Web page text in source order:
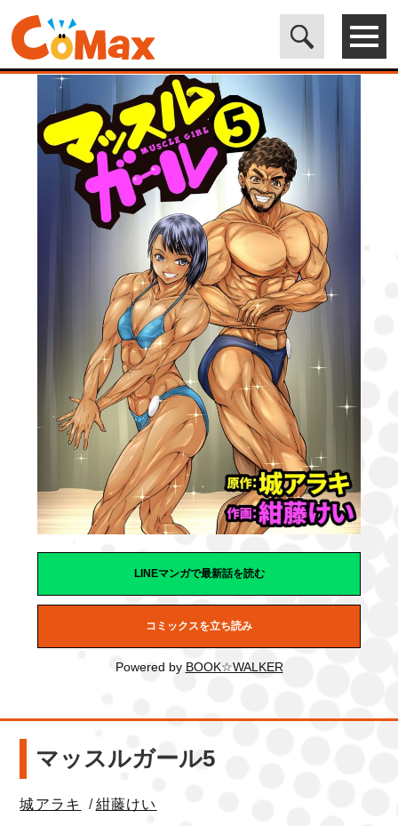
電子書籍マンガ CoMax(コマックス)公式サイト - 株式会社ICE>
ORIGINAL> マッスルガール5
LINEマンガで最新話を読む
コミックスを立ち読み
Powered by BOOK☆WALKER
マッスルガール5
城アラキ /紺藤けい